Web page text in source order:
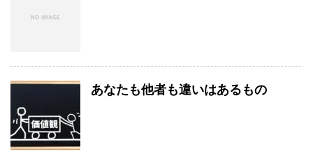
あなたも他者も違いはあるもの